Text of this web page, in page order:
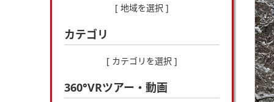
[ 地域を選択 ]
カテゴリ
[ カテゴリを選択 ]
360°VRツアー・動画